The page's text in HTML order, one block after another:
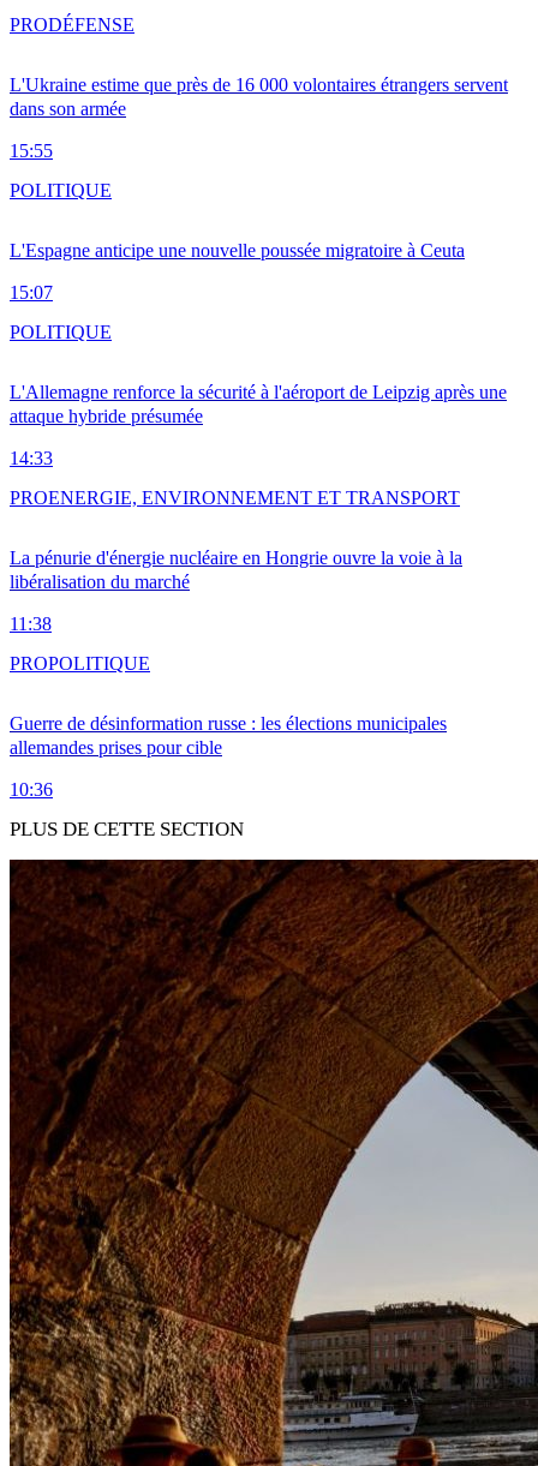
L'Ukraine estime que près de 16 000 volontaires étrangers servent
dans son armée
15:55
PRODÉFENSE
L'Espagne anticipe une nouvelle poussée migratoire à Ceuta
15:07
POLITIQUE
L'Allemagne renforce la sécurité à l'aéroport de Leipzig après une
attaque hybride présumée
14:33
POLITIQUE
La pénurie d'énergie nucléaire en Hongrie ouvre la voie à la
libéralisation du marché
11:38
PROENERGIE, ENVIRONNEMENT ET TRANSPORT
Guerre de désinformation russe : les élections municipales
allemandes prises pour cible
10:36
PROPOLITIQUE
PLUS DE CETTE SECTION